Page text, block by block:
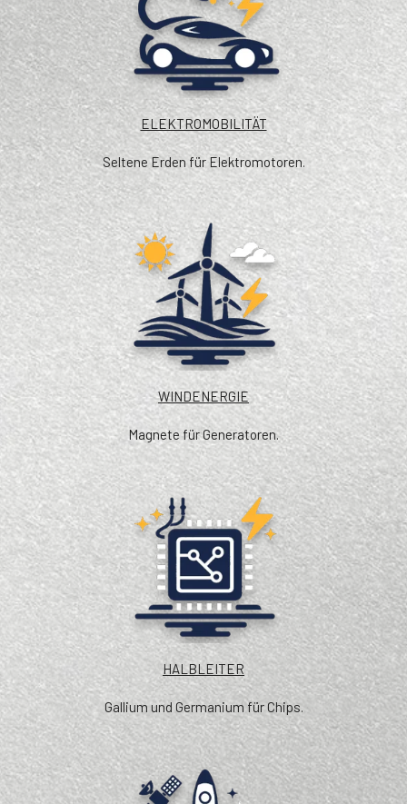
ELEKTROMOBILITÄT
Seltene Erden für Elektromotoren.
WINDENERGIE
Magnete für Generatoren.
HALBLEITER
Gallium und Germanium für Chips.